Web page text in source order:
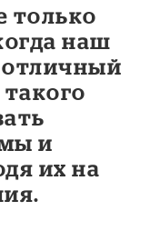
только
наш
отличный
и
их на